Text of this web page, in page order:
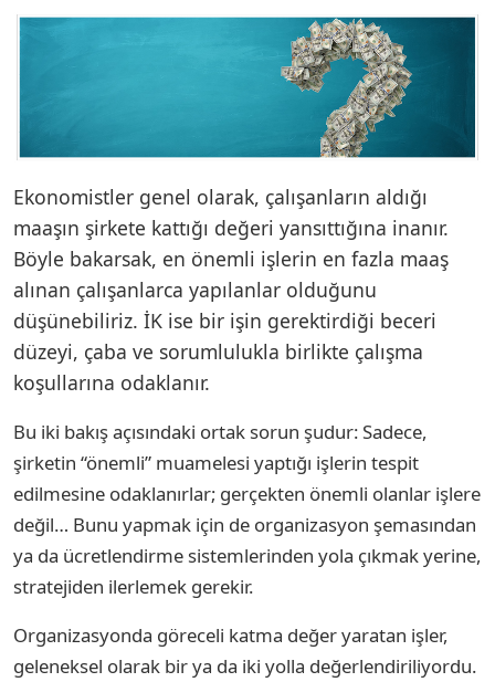
Ekonomistler genel olarak, çalışanların aldığı
maaşın şirkete kattığı değeri yansıttığına inanır.
Böyle bakarsak, en önemli işlerin en fazla maaş
alınan çalışanlarca yapılanlar olduğunu
düşünebiliriz. İK ise bir işin gerektirdiği beceri
düzeyi, çaba ve sorumlulukla birlikte çalışma
koşullarına odaklanır.
Bu iki bakış açısındaki ortak sorun şudur: Sadece,
şirketin “önemli” muamelesi yaptığı işlerin tespit
edilmesine odaklanırlar; gerçekten önemli olanlar işlere
değil… Bunu yapmak için de organizasyon şemasından
ya da ücretlendirme sistemlerinden yola çıkmak yerine,
stratejiden ilerlemek gerekir.
Organizasyonda göreceli katma değer yaratan işler,
geleneksel olarak bir ya da iki yolla değerlendiriliyordu.